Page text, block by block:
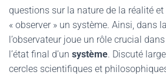
questions sur la nature de la réalité
« observer » un système. Ainsi, dans la
l’observateur joue un rôle crucial
l’état final d’un système. Discuté
cercles scientifiques et